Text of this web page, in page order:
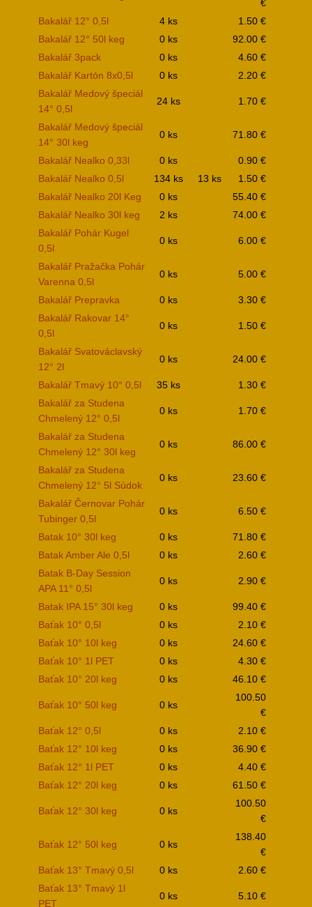
€
Bakalář 12° 0,5l
4 ks
1.50 €
Bakalář 12° 50l keg
0 ks
92.00 €
Bakalář 3pack
0 ks
4.60 €
Bakalář Kartón 8x0,5l
0 ks
2.20 €
Bakalář Medový špeciál
14° 0,5l
24 ks 1.70 €
Bakalář Medový špeciál
14° 30l keg
0 ks 71.80 €
Bakalář Nealko 0,33l 0 ks
0.90 €
Bakalář Nealko 0,5l
134 ks 13 ks
1.50 €
Bakalář Nealko 20l Keg
0 ks
55.40 €
Bakalář Nealko 30l keg
2 ks
74.00 €
Bakalář Pohár Kugel
0,5l
0 ks 6.00 €
Bakalář Pražačka Pohár
Varenna 0,5l
0 ks 5.00 €
Bakalář Prepravka 0 ks
3.30 €
Bakalář Rakovar 14°
0,5l
0 ks 1.50 €
Bakalář Svatováclavský
12° 2l
0 ks 24.00 €
Bakalář Tmavý 10° 0,5l 35 ks
1.30 €
Bakalář za Studena
Chmelený 12° 0,5l
0 ks 1.70 €
Bakalář za Studena
Chmelený 12° 30l keg
0 ks 86.00 €
Bakalář za Studena
Chmelený 12° 5l Súdok
0 ks 23.60 €
Bakalář Černovar Pohár
Tubinger 0,5l
0 ks 6.50 €
Batak 10° 30l keg 0 ks
71.80 €
Batak Amber Ale 0,5l
0 ks
2.60 €
Batak B-Day Session
APA 11° 0,5l
0 ks 2.90 €
Batak IPA 15° 30l keg 0 ks
99.40 €
Baťak 10° 0,5l
0 ks
2.10 €
Baťak 10° 10l keg
0 ks
24.60 €
Baťak 10° 1l PET
0 ks
4.30 €
Baťak 10° 20l keg
0 ks 46.10 €
Baťak 10° 50l keg 0 ks
100.50
€
Baťak 12° 0,5l
0 ks
2.10 €
Baťak 12° 10l keg
0 ks
36.90 €
Baťak 12° 1l PET
0 ks
4.40 €
Baťak 12° 20l keg
0 ks 61.50 €
Baťak 12° 30l keg 0 ks
100.50
€
Baťak 12° 50l keg 0 ks
138.40
€
Baťak 13° Tmavý 0,5l
0 ks
2.60 €
Baťak 13° Tmavý 1l
PET
0 ks 5.10 €